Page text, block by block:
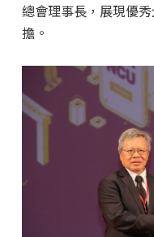
總會理事長，展現優
擔。